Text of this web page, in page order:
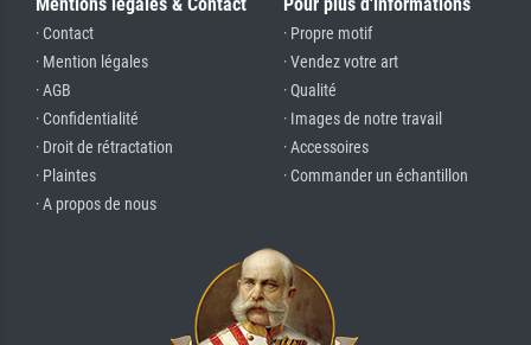
· Contact
· Mention légales
· AGB
· Confidentialité
· Droit de rétractation
· Plaintes
· A propos de nous
· Propre motif
· Vendez votre art
· Qualité
· Images de notre travail
· Accessoires
· Commander un échantillon